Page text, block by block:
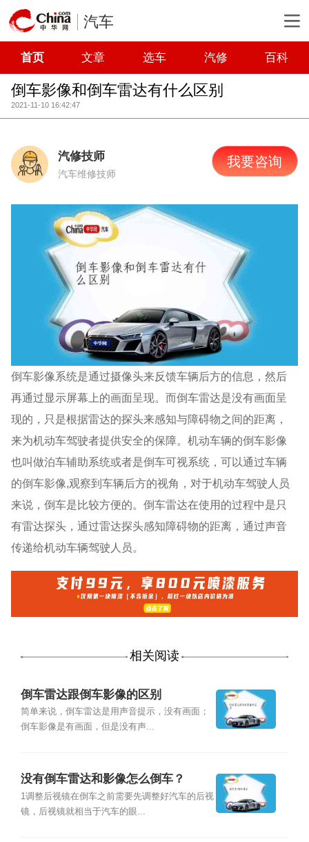
汽车
首页 文章 选车 汽修 百科
倒车影像和倒车雷达有什么区别
2021-11-10 16:42:47
汽修技师
汽车维修技师
我要咨询
倒车影像系统是通过摄像头来反馈车辆后方的信息，然后
再通过显示屏幕上的画面呈现。而倒车雷达是没有画面呈
现的，只是根据雷达的探头来感知与障碍物之间的距离，
来为机动车驾驶者提供安全的保障。机动车辆的倒车影像
也叫做泊车辅助系统或者是倒车可视系统，可以通过车辆
的倒车影像,观察到车辆后方的视角，对于机动车驾驶人员
来说，倒车是比较方便的。倒车雷达在使用的过程中是只
有雷达探头，通过雷达探头感知障碍物的距离，通过声音
传递给机动车辆驾驶人员。
相关阅读
倒车雷达跟倒车影像的区别
简单来说，倒车雷达是用声音提示，没有画面；
倒车影像是有画面，但是没有声...
没有倒车雷达和影像怎么倒车？
1调整后视镜在倒车之前需要先调整好汽车的后视
镜，后视镜就相当于汽车的眼...